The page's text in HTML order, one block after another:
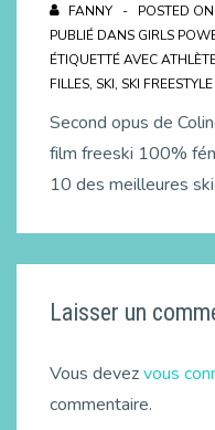
FANNY POSTED ON
PUBLIÉ DANS GIRLS
ÉTIQUETTÉ AVEC
FILLES, SKI, SKI FREESTYLE
Second opus de
film freeski 100%
10 des meilleures
Laisser un
Vous devezvous
commentaire.